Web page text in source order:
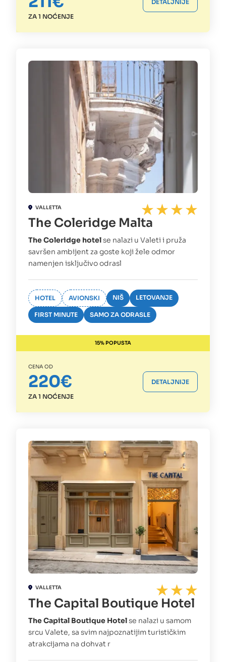
ZA 1 NOĆENJE
DETALJNIJE
VALLETTA
The Coleridge Malta
The Coleridge hotelse nalazi u Valeti i pruža
savršen ambijent za goste koji žele odmor
namenjen isključivo odrasl
HOTEL AVIONSKI NIŠ LETOVANJE
FIRST MINUTE SAMO ZA ODRASLE
15% POPUSTA
CENA OD
220€
ZA 1 NOĆENJE
DETALJNIJE
VALLETTA
The Capital Boutique Hotel
The Capital Boutique Hotelse nalazi u samom
srcu Valete, sa svim najpoznatijim turističkim
atrakcijama na dohvat r